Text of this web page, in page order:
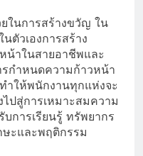
ในการสร้างขวัญ ใน
ตัวเองการสร้าง
น้าในสายอาชีพและ
กำหนดความก้าวหน้า
ำให้พนักงานทุกแห่งจะ
ปสู่การเหมาะสมความ
บการเรียนรู้ ทรัพยากร
ะและพฤติกรรม